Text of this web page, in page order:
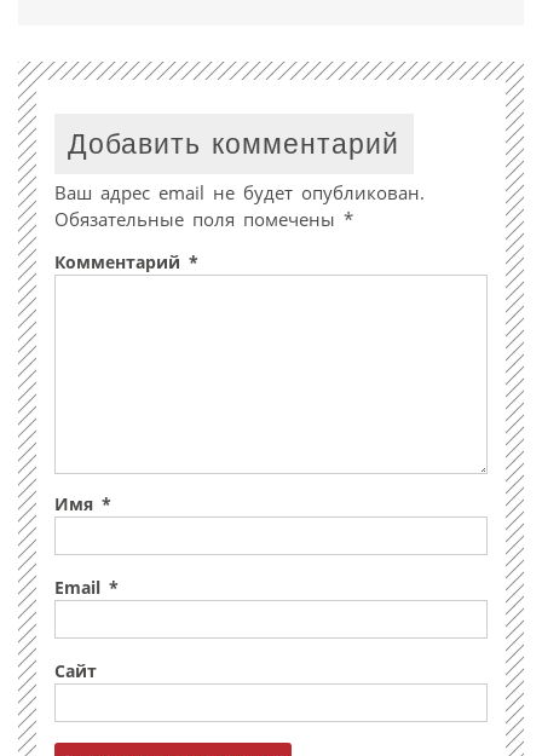
Добавить комментарий
Ваш адрес email не будет опубликован.
Обязательные поля помечены *
Комментарий *
Имя *
Email *
Сайт